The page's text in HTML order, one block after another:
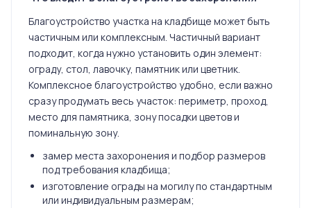
Благоустройство участка на кладбище может быть
частичным или комплексным. Частичный вариант
подходит, когда нужно установить один элемент:
ограду, стол, лавочку, памятник или цветник.
Комплексное благоустройство удобно, если важно
сразу продумать весь участок: периметр, проход,
место для памятника, зону посадки цветов и
поминальную зону.
замер места захоронения и подбор размеров
под требования кладбища;
изготовление ограды на могилу по стандартным
или индивидуальным размерам;